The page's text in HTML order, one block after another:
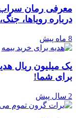
معرفی رمان سراب
درباره رویاها،
8 ماه پیش
یک میلیون ریال
برای شما!
2 سال پیش